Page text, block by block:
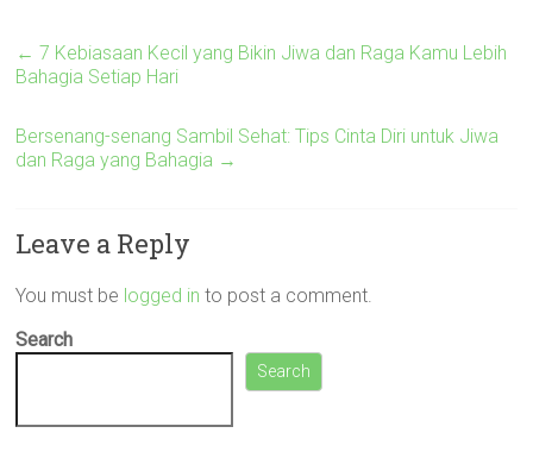
← 7 Kebiasaan Kecil yang Bikin Jiwa dan Raga Kamu Lebih
Bahagia Setiap Hari
Bersenang-senang Sambil Sehat: Tips Cinta Diri untuk Jiwa
dan Raga yang Bahagia →
Leave a Reply
You must be logged in to post a comment.
Search
Search